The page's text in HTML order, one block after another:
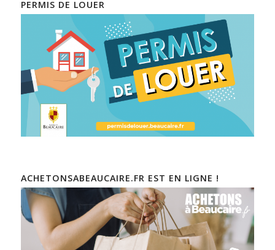
PERMIS DE LOUER
ACHETONSABEAUCAIRE.FR EST EN LIGNE !